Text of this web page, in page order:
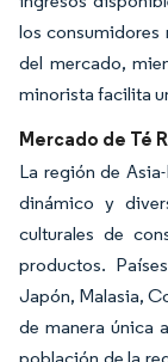
los consumidores
del mercado,
minorista facilita
Mercado de Té
La región de
dinámico y
culturales de
productos.
Japón, Malasia,
de manera única